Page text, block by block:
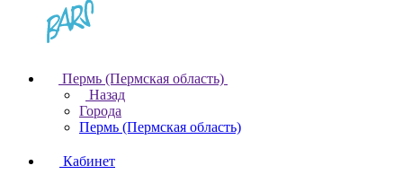
Пермь (Пермская область)
Назад
Города
Пермь (Пермская область)
Кабинет